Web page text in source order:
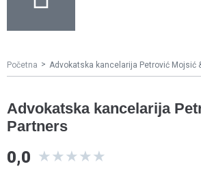
Početna > Advokatska kancelarija Petrović Mojsić
Advokatska kancelarija
Partners
0,0 ★★★★★